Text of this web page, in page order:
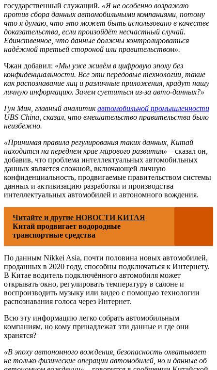
государственный служащий. «Я не особенно возражаю
против сбора данных автомобильными компаниями, потому
что я думаю, что это может быть использовано в качестве
доказательства, если произойдёт несчастный случай.
Единственное, что данные должны контролироваться
надёжной третьей стороной или правительством».
Чжан добавил: «Мы уже живём в цифровую эпоху без
конфиденциальности. Все эти передовые технологии, такие
как распознавание лиц и различные приложения, крадут нашу
личную информацию. Зачем суетиться из-за авто-данных?»
Гун Мин, главный аналитикавтомобильной промышленности
UBS China, сказал, что вмешательство правительства было
неизбежно.
«Принимая правила регулирования таких данных, Китай
находится на переднем крае мирового развития» – сказал он,
добавив, что проблема интеллектуальных автомобильных
данных является сложной, включающей личную
конфиденциальность, продвигаемые правительством системы
данных и активизацию разработки и производства
интеллектуальных автомобилей и автономного вождения.
Читайте и другие НОВОСТИ КИТАЯ
Китай продвигает водородные
транспортные средства
По данным Nikkei Asia, почти половина новых автомобилей,
проданных в 2020 году, способны подключаться к Интернету.
В Китае водитель подключённого автомобиля может
открывать окно, регулировать температуру в салоне и
воспроизводить музыку или видео с помощью технологии
распознавания голоса через Интернет.
Всю эту информацию легко собрать автомобильным
компаниям, но кому принадлежат эти данные и где они
хранятся?
«В эпоху автономного вождения, безопасность охватывает
не только физические операции автомобилей, но и данные об